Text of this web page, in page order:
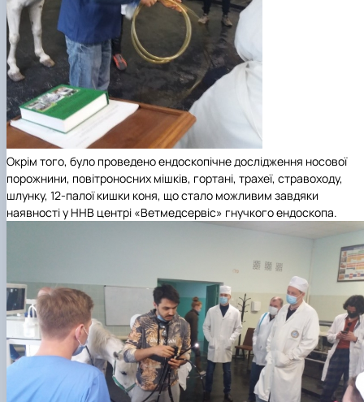
Окрім того, було проведено ендоскопічне дослідження носової
порожнини, повітроносних мішків, гортані, трахеї, стравоходу,
шлунку, 12-палої кишки коня, що стало можливим завдяки
наявності у ННВ центрі «Ветмедсервіс» гнучкого ендоскопа.